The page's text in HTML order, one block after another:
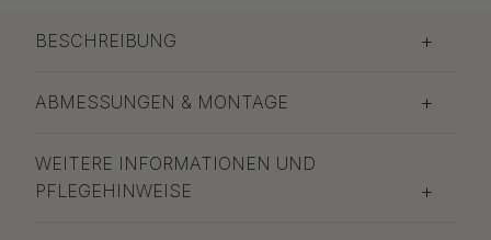
BESCHREIBUNG
ABMESSUNGEN & MONTAGE
WEITERE INFORMATIONEN UND
PFLEGEHINWEISE